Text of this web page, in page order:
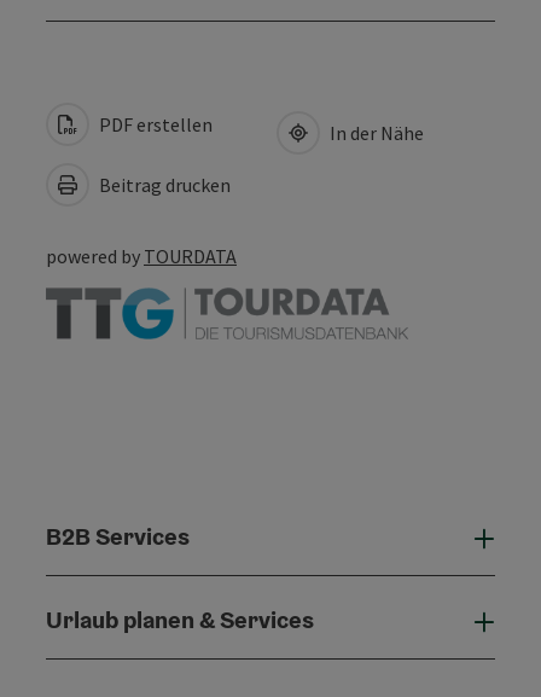
PDF erstellen
Beitrag drucken
In der Nähe
powered by TOURDATA
B2B Services
Urlaub planen & Services